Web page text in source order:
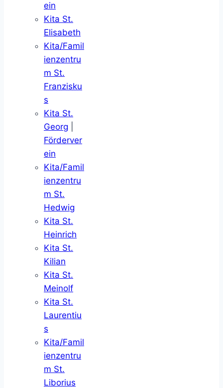
ein
Kita St.
Elisabeth
Kita/Famil
ienzentru
m St.
Franzisku
s
Kita St.
Georg
Förderver
ein
Kita/Famil
ienzentru
m St.
Hedwig
Kita St.
Heinrich
Kita St.
Kilian
Kita St.
Meinolf
Kita St.
Laurentiu
s
Kita/Famil
ienzentru
m St.
Liborius